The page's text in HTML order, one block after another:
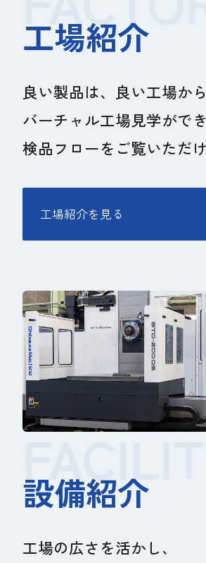
工場紹介
良い製品は、良い工場から
バーチャル工場見学がで
検品フローをご覧いただけ
工場紹介を見る
設備紹介
工場の広さを活かし、